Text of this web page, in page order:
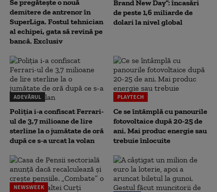
Se pregătește o nouă
demitere de antrenor în
SuperLiga. Fostul tehnician
al echipei, gata să revină pe
bancă. Exclusiv
Brand New Day”: încasări
de peste 1,6 miliarde de
dolari la nivel global
ADEVĂRUL
Poliția i-a confiscat Ferrari-
ul de 3,7 milioane de lire
sterline la o jumătate de oră
după ce s-a urcat la volan
PLAYTECH
Ce se întâmplă cu panourile
fotovoltaice după 20-25 de
ani. Mai produc energie sau
trebuie înlocuite
NEWSWEEK